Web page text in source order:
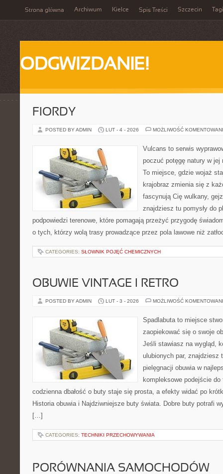
Strona główna Archiwum Kielce Spis Treści Szczecin Tagi
ODGWIZDANIE!
FIORDY
POSTED BY ADMIN LUT - 4 - 2026 MOŻLIWOŚĆ
Vulcans to serwis
poczuć potęgę natury w jej
To miejsce, gdzie wojaż
krajobraz zmienia się z
fascynują Cię wulkany,
znajdziesz tu pomysły do
podpowiedzi terenowe, które pomagają przeżyć przygodę
o tych, którzy wolą trasy prowadzące przez pola lawowe niż
CATEGORIES: SŁOWNIK POJĘĆ CHEMICZNYCH
OBUWIE VINTAGE I RETRO
POSTED BY ADMIN LUT - 3 - 2026 MOŻLIWOŚĆ
Spadlabuta to miejsce
zaopiekować się o swoje
Jeśli stawiasz na wygląd,
ulubionych par, znajdziesz
pielęgnacji obuwia w
kompleksowe podejście
codzienna dbałość o buty staje się prosta, a efekty widać po
Historia obuwia i Najdziwniejsze buty świata. Dobre buty potrafi
[…]
CATEGORIES: TECHNIKI PRZECHOWYWANIA
PORÓWNANIA SAMOCHODÓW